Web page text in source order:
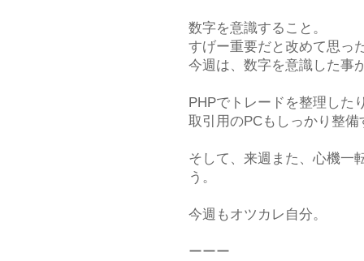
数字を意識すること。
すげー重要だと改めて思っ
今週は、数字を意識した事
PHPでトレードを整理した
取引用のPCもしっかり整
そして、来週また、心機一
う。
今週もオツカレ自分。
ーーー